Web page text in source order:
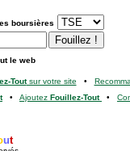
boursières
le web
Toutsur votre site •
• Ajoutez Fouillez-Tout •
ut